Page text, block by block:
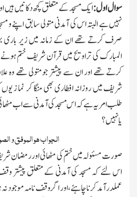
سوال اول:ایك مسجد کے متعلق کچھ دکانیں ہیں
نہیں ہے البتہ اس کی آمدنی متولی سابق اپنے
صرف کرتے تھے ان کے زمانہ میں زیر باری
المبارك کی تراویح میں قرآن شریف ختم ہونے
کرتے تھے اور ان سے پیشتر جومتولی تھے وہ
شریف میں روزانہ افطاری بھی منگا کر نما ز
طلب امریہ ہے کہ اس مسجد کی آمدنی سے اب
یانہیں؟
الجواب ھو الموفق و
صورت مسئولہ میں ختم کی مٹھائی اور رمضان
اس لئے کہ مسجد کی آمدنی کے متعلق پیشتر
عملدرآمد کرنا چاہئے،اور اگر وقف نامہ موجود